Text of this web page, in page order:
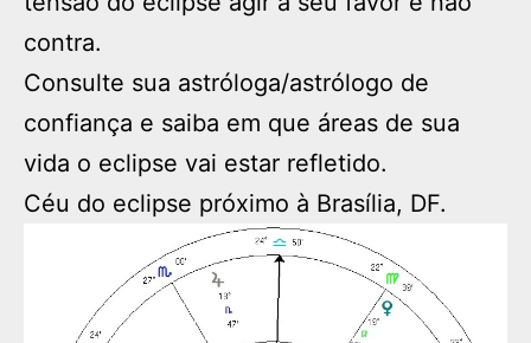
contra.
Consulte sua astróloga/astrólogo de
confiança e saiba em que áreas de sua
vida o eclipse vai estar refletido.
Céu do eclipse próximo à Brasília, DF.